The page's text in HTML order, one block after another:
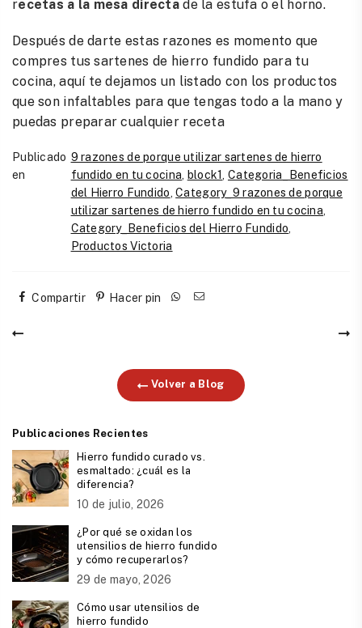
recetas a la mesa directa de la estufa o el horno.
Después de darte estas razones es momento que
compres tus sartenes de hierro fundido para tu
cocina, aquí te dejamos un listado con los productos
que son infaltables para que tengas todo a la mano y
puedas preparar cualquier receta
Publicado
en
9 razones de porque utilizar sartenes de hierro
fundido en tu cocina
block1
Categoria_Beneficios
del Hierro Fundido ,Category_9 razones de porque
utilizar sartenes de hierro fundido en tu cocina
Category_Beneficios del Hierro Fundido
Productos Victoria
Compartir Hacer pin
Volver a Blog
Publicaciones Recientes
Hierro fundido curado vs.
esmaltado: ¿cuál es la
diferencia?
10 de julio, 2026
¿Por qué se oxidan los
utensilios de hierro fundido
y cómo recuperarlos?
29 de mayo, 2026
Cómo usar utensilios de
hierro fundido